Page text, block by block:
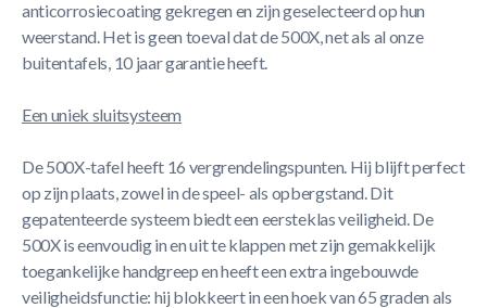
anticorrosiecoating gekregen en zijn geselecteerd op hun
weerstand. Het is geen toeval dat de 500X, net als al onze
buitentafels, 10 jaar garantie heeft.
Een uniek sluitsysteem
De 500X-tafel heeft 16 vergrendelingspunten. Hij blijft perfect
op zijn plaats, zowel in de speel- als opbergstand. Dit
gepatenteerde systeem biedt een eersteklas veiligheid. De
500X is eenvoudig in en uit te klappen met zijn gemakkelijk
toegankelijke handgreep en heeft een extra ingebouwde
veiligheidsfunctie: hij blokkeert in een hoek van 65 graden als